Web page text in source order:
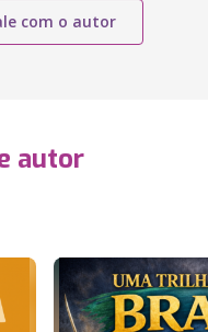
com o autor
autor